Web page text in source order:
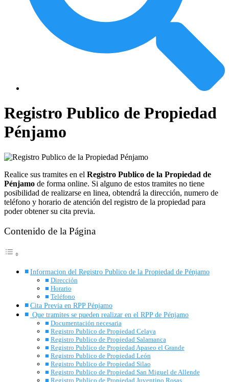
Registro Publico de Propiedad
Pénjamo
Realice sus tramites en el Registro Publico de la Propiedad de
Pénjamo de forma online. Si alguno de estos tramites no tiene
posibilidad de realizarse en linea, obtendrá la dirección, numero de
teléfono y horario de atención del registro de la propiedad para
poder obtener su cita previa.
Contenido de la Página
Informacion del Registro Publico de la Propiedad de Pénjamo
Dirección
Horario
Teléfono
Cita Previa en RPP Pénjamo
Que tramites se pueden realizar en el RPP de Pénjamo
Documentación necesaria
Registro Publico de Propiedad Celaya
Registro Publico de Propiedad Salamanca
Registro Publico de Propiedad Apaseo el Grande
Registro Publico de Propiedad León
Registro Publico de Propiedad Silao
Registro Publico de Propiedad San Miguel de Allende
Registro Publico de Propiedad Juventino Rosas